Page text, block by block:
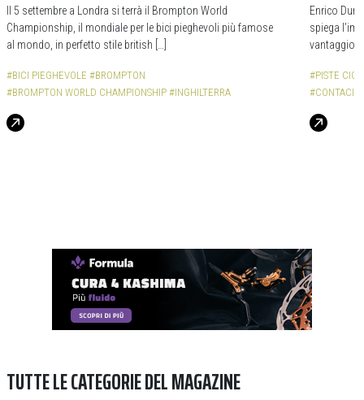
Il 5 settembre a Londra si terrà il Brompton World
Championship, il mondiale per le bici pieghevoli più famose
al mondo, in perfetto stile british […]
#BICI PIEGHEVOLE #BROMPTON
#BROMPTON WORLD CHAMPIONSHIP #INGHILTERRA
Enrico
spiega
vantaggio
#PISTE
TUTTE LE CATEGORIE DEL MAGAZINE